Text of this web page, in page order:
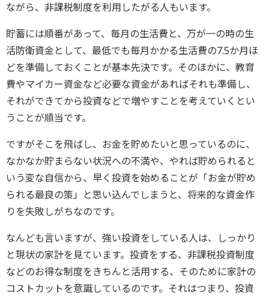
ながら、非課税制度を利用したがる人もいます。
貯蓄には順番があって、毎月の生活費と、万が一の時の生
活防衛資金として、最低でも毎月かかる生活費の7.5か月ほ
どを準備しておくことが基本先決です。そのほかに、教育
費やマイカー資金など必要な資金があればそれも準備し、
それができてから投資などで増やすことを考えていくとい
うことが順当です。
ですがそこを飛ばし、お金を貯めたいと思っているのに、
なかなか貯まらない状況への不満や、やれば貯められると
いう変な自信から、早く投資を始めることが「お金が貯め
られる最良の策」と思い込んでしまうと、将来的な資金作
りを失敗しがちなのです。
なんども言いますが、強い投資をしている人は、しっかり
と現状の家計を見ています。投資をする、非課税投資制度
などのお得な制度をきちんと活用する、そのために家計の
コストカットを意識しているのです。それはつまり、投資